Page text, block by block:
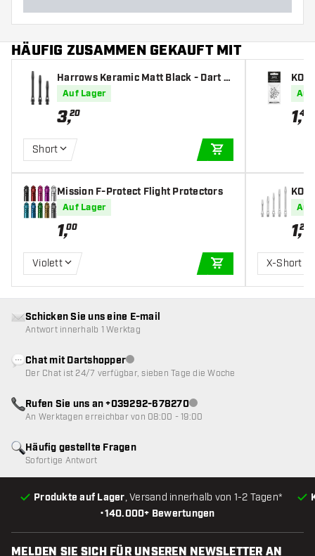
HÄUFIG ZUSAMMEN GEKAUFT MIT
Harrows Keramic Matt Black - Dart S
hafts
Auf Lager
3,20
Short
Mission F-Protect Flight Protectors
Auf Lager
1,00
Violett
IN DEN
Auf
1,45
rt
Auf
1,20
X-Short
•140.000+ Bewertungen
Produkte auf Lager, Versand innerhalb von 1-2 Tagen*
Häufig gestellte Fragen
Sofortige Antwort
Schicken Sie uns eine E-mail
Antwort innerhalb 1 Werktag
Chat mit DartshopperKundenservice nicht verfügbar
Der Chat ist 24/7 verfügbar, sieben Tage die Woche
Rufen Sie uns an +039292-678270Kundenservice nicht
An Werktagen erreichbar von 08:00 - 19:00
MELDEN SIE SICH FÜR UNSEREN NEWSLETTER AN